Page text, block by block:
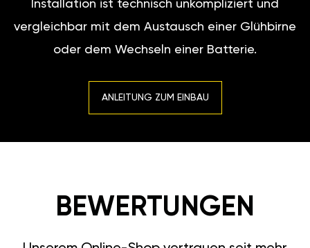
Installation ist technisch unkompliziert und
vergleichbar mit dem Austausch einer Glühbirne
oder dem Wechseln einer Batterie.
ANLEITUNG ZUM EINBAU
BEWERTUNGEN